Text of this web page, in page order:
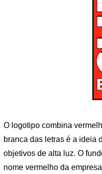
O logotipo combina
branca das letras é a ideia
objetivos de alta luz. O
nome vermelho da